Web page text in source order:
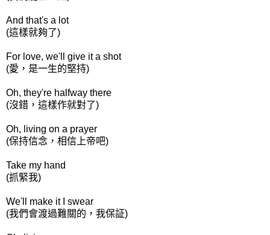
And that's a lot
(這樣就夠了)
For love, we'll give it a shot
(愛，是一生的堅持)
Oh, they're halfway there
(沒錯，這樣作就對了)
Oh, living on a prayer
(保持信念，相信上帝吧)
Take my hand
(抓緊我)
We'll make it I swear
(我們會渡過難關的，我保証)